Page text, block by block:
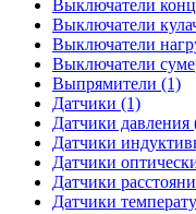
Выключатели
Выключатели
Выключатели
Выключатели
Выпрямители (1)
Датчики (1)
Датчики давления
Датчики
Датчики
Датчики
Датчики